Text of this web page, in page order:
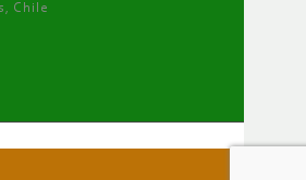
Chile